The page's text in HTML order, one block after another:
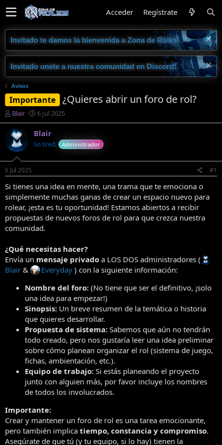
Acceder Regístrate
Invitado te damos la bienvenida a Zona de Roles!
Invitado unete a nuestra comunidad en Discord!
Avisos
Importante ¿Quieres abrir un foro de rol?
I
n
i
c
i
a
o
r
e
l
t
e
a
Blair
F
e
c
a
i
n
c
i
o
6 Jul 2025
Blair
So tired. Administrador
6 Jul 2025 #1
Si tienes una idea en mente, una trama que te emociona o
simplemente muchas ganas de crear un espacio nuevo para
rolear, ¡esta es tu oportunidad! Estamos abiertos a recibir
propuestas de nuevos foros de rol para que crezca nuestra
comunidad.
¿Qué necesitas hacer?
Envía un mensaje privado a LOS DOS administradores (
Blair & Everyday ) con la siguiente información:
Nombre del foro: (No tiene que ser el definitivo, ¡solo
una idea para empezar!)
Sinopsis: Un breve resumen de la temática o historia
que quieres desarrollar.
Propuesta de sistema: Sabemos que aún no tendrán
todo creado, pero nos gustaría leer una idea preliminar
sobre cómo planean organizar el rol (sistema de juego,
fichas, ambientación, etc.).
Equipo de trabajo: Si estás planeando el proyecto
junto con alguien más, por favor incluye los nombres
de todos los involucrados.
Importante:
Crear y mantener un foro de rol es una tarea emocionante,
pero también implica tiempo, constancia y compromiso.
Asegúrate de que tú (y tu equipo, si lo hay) tienen la